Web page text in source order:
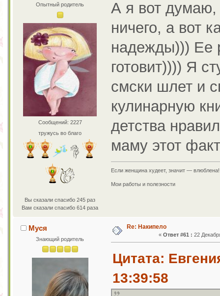
Опытный родитель
Сообщений: 2227
тружусь во благо
Вы сказали спасибо 245 раз
Вам сказали спасибо 614 раза
А я вот
ничего, а вот
надежды))) Ее
готовит)))) Я
смски шлет и
кулинарную
детства
маму этот
Если женщина худеет, значит —
Мои работы и полезности
Муся
Знающий родитель
Re: Накипело
« Ответ #61 : 22
Цитата:
13:39:58